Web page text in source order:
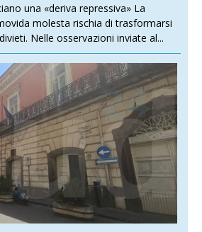
una «deriva repressiva» La
molesta rischia di trasformarsi
Nelle osservazioni inviate al...